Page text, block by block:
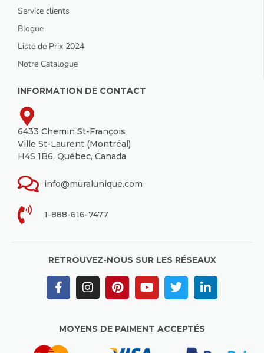
Service clients
Blogue
Liste de Prix 2024
Notre Catalogue
INFORMATION DE CONTACT
6433 Chemin St-François
Ville St-Laurent (Montréal)
H4S 1B6, Québec, Canada
info@muralunique.com
1-888-616-7477
RETROUVEZ-NOUS SUR LES RÉSEAUX
MOYENS DE PAIMENT ACCEPTÉS